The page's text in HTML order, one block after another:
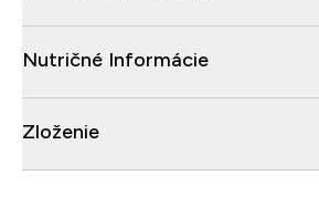
Nutričné Informácie
Zloženie